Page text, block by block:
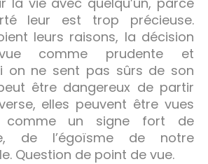
leur est trop précieuse.
leurs raisons, la décision
comme prudente et
on ne sent pas sûrs de son
être dangereux de partir
elles peuvent être vues
comme un signe fort de
de l’égoïsme de notre
Question de point de vue.